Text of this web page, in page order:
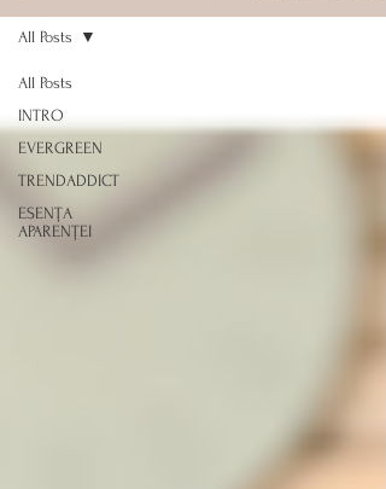
All Posts
INTRO
EVERGREEN
TRENDADDICT
ESENȚA
APARENȚEI
All Posts